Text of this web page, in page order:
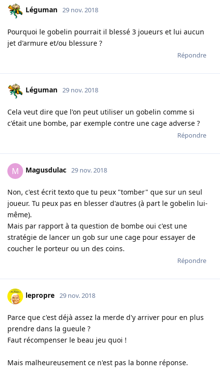
Léguman 29 nov. 2018
Pourquoi le gobelin pourrait il blessé 3 joueurs et lui aucun
jet d'armure et/ou blessure ?
Répondre
Léguman 29 nov. 2018
Cela veut dire que l'on peut utiliser un gobelin comme si
c'était une bombe, par exemple contre une cage adverse ?
Répondre
M Magusdulac 29 nov. 2018
Non, c'est écrit texto que tu peux "tomber" que sur un seul
joueur. Tu peux pas en blesser d'autres (à part le gobelin lui-
même).
Mais par rapport à ta question de bombe oui c'est une
stratégie de lancer un gob sur une cage pour essayer de
coucher le porteur ou un des coins.
Répondre
lepropre 29 nov. 2018
Parce que c'est déjà assez la merde d'y arriver pour en plus
prendre dans la gueule ?
Faut récompenser le beau jeu quoi !
Mais malheureusement ce n'est pas la bonne réponse.